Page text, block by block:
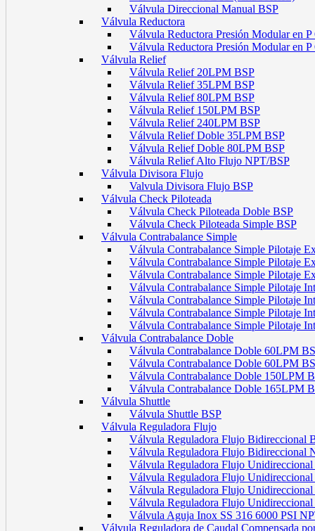
Válvula Direccional Manual BSP
Válvula Reductora
Válvula Reductora Presión Modular en
Válvula Reductora Presión Modular en
Válvula Relief
Válvula Relief 20LPM BSP
Válvula Relief 35LPM BSP
Válvula Relief 80LPM BSP
Válvula Relief 150LPM BSP
Válvula Relief 240LPM BSP
Válvula Relief Doble 35LPM BSP
Válvula Relief Doble 80LPM BSP
Válvula Relief Alto Flujo NPT/BSP
Válvula Divisora Flujo
Valvula Divisora Flujo BSP
Válvula Check Piloteada
Válvula Check Piloteada Doble BSP
Válvula Check Piloteada Simple BSP
Válvula Contrabalance Simple
Válvula Contrabalance Simple Pilotaje
Válvula Contrabalance Simple Pilotaje
Válvula Contrabalance Simple Pilotaje
Válvula Contrabalance Simple Pilotaje
Válvula Contrabalance Simple Pilotaje
Válvula Contrabalance Simple Pilotaje
Válvula Contrabalance Simple Pilotaje
Válvula Contrabalance Doble
Válvula Contrabalance Doble 60LPM
Válvula Contrabalance Doble 60LPM
Válvula Contrabalance Doble 150LPM
Válvula Contrabalance Doble 165LPM
Válvula Shuttle
Válvula Shuttle BSP
Válvula Reguladora Flujo
Válvula Reguladora Flujo Bidireccional
Válvula Reguladora Flujo Bidireccional
Válvula Reguladora Flujo Unidireccional
Válvula Reguladora Flujo
Válvula Reguladora Flujo
Válvula Reguladora Flujo Unidireccional
Válvula Aguja Inox SS 316 6000 PSI
Válvula Reguladora de Caudal Compensada